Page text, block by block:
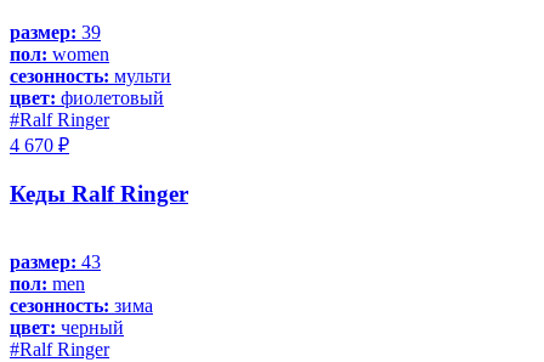
размер: 39
пол: women
сезонность: мульти
цвет: фиолетовый
#Ralf Ringer
4 670 ₽
Кеды Ralf Ringer
размер: 43
пол: men
сезонность: зима
цвет: черный
#Ralf Ringer